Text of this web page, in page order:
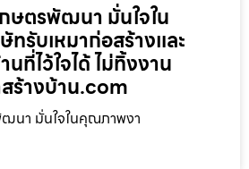
ษตรพัฒนา มั่นใจใน
รับเหมาก่อสร้างและ
ที่ไว้ใจได้ ไม่ทิ้งงาน
ร้างบ้าน.com
ฒนา มั่นใจในคุณภาพงา